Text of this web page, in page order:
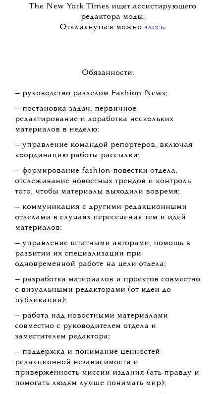
The New York Times ищет ассистирующего
редактора моды.
Откликнуться можно здесь.
Обязанности:
— руководство разделом Fashion News;
— постановка задач, первичное
редактирование и доработка нескольких
материалов в неделю;
— управление командой репортеров, включая
координацию работы рассылки;
— формирование fashion-повестки отдела,
отслеживание новостных трендов и контроль
того, чтобы материалы выходили вовремя;
— коммуникация с другими редакционными
отделами в случаях пересечения тем и идей
материалов;
— управление штатными авторами, помощь в
развитии их специализации при
одновременной работе на цели отдела;
— разработка материалов и проектов совместно
с визуальными редакторами (от идеи до
публикации);
— работа над новостными материалами
совместно с руководителем отдела и
заместителем редактора;
— поддержка и понимание ценностей
редакционной независимости и
приверженность миссии издания (ать правду и
помогать людям лучше понимать мир);